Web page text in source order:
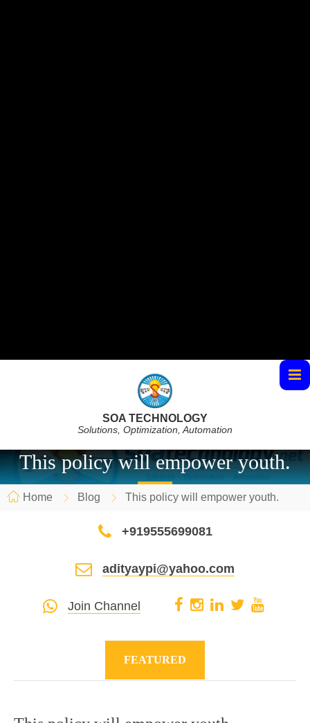
SOA TECHNOLOGY
Solutions, Optimization, Automation
This policy will empower youth.
Home Blog This policy will empower youth.
+919555699081
adityaypi@yahoo.com
Join Channel
FEATURED